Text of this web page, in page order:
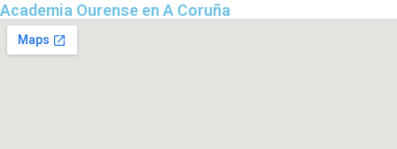
Academia Ourense en A Coruña